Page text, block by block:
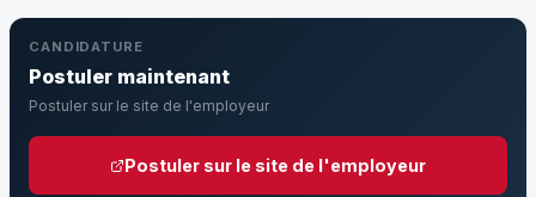
CANDIDATURE
Postuler maintenant
Postuler sur le site de l'employeur
Postuler sur le site de l'employeur